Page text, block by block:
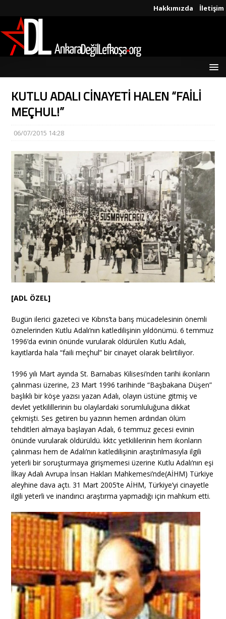
Hakkımızda İletişim
KUTLU ADALI CİNAYETİ HALEN “FAİLİ
MEÇHUL!”
06/07/2015 14:28
[ADL ÖZEL]
Bugün ilerici gazeteci ve Kıbrıs’ta barış mücadelesinin önemli
öznelerinden Kutlu Adalı’nın katledilişinin yıldönümü. 6 temmuz
1996’da evinin önünde vurularak öldürülen Kutlu Adalı,
kayıtlarda hala “faili meçhul” bir cinayet olarak belirtiliyor.
1996 yılı Mart ayında St. Barnabas Kilisesi’nden tarihi ikonların
çalınması üzerine, 23 Mart 1996 tarihinde “Başbakana Düşen”
başlıklı bir köşe yazısı yazan Adalı, olayın üstüne gitmiş ve
devlet yetkilillerinin bu olaylardaki sorumluluğuna dikkat
çekmişti. Ses getiren bu yazının hemen ardından ölüm
tehditleri almaya başlayan Adalı, 6 temmuz gecesi evinin
önünde vurularak öldürüldü. kktc yetkililerinin hem ikonların
çalınması hem de Adalı’nın katledilişinin araştırılmasıyla ilgili
yeterli bir soruşturmaya girişmemesi üzerine Kutlu Adalı’nın eşi
İlkay Adalı Avrupa İnsan Hakları Mahkemesi’nde(AİHM) Türkiye
aleyhine dava açtı. 31 Mart 2005’te AİHM, Türkiye’yi cinayetle
ilgili yeterli ve inandırıcı araştırma yapmadığı için mahkum etti.